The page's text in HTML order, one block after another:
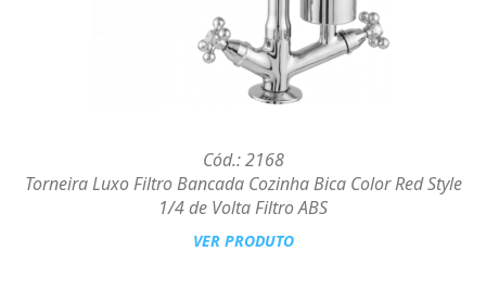
Cód.: 2168
Torneira Luxo Filtro Bancada Cozinha Bica Color Red Style
1/4 de Volta Filtro ABS
VER PRODUTO